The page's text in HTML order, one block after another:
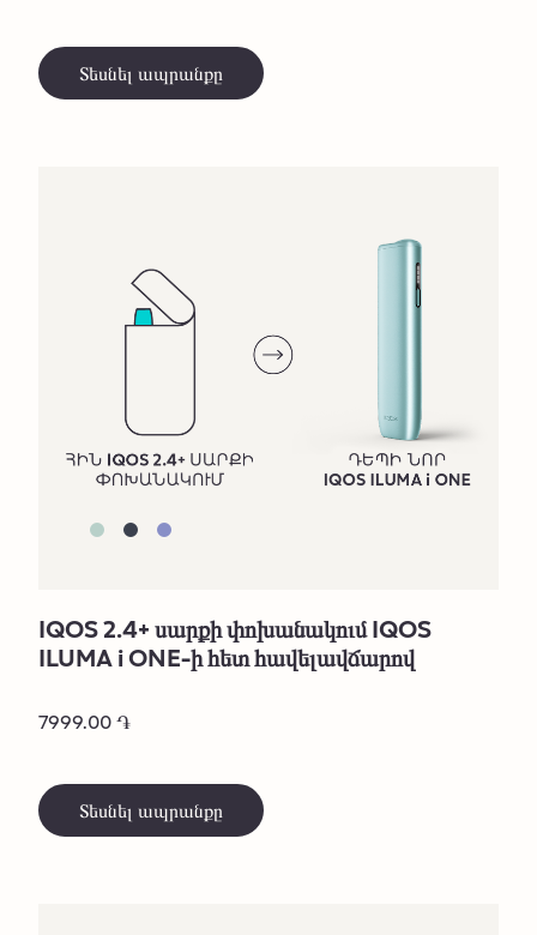
Տեսնել ապրանքը
IQOS 2.4+ սարքի փոխանակում IQOS
ILUMA i ONE-ի հետ հավելավճարով
7999.00 ֏
Տեսնել ապրանքը